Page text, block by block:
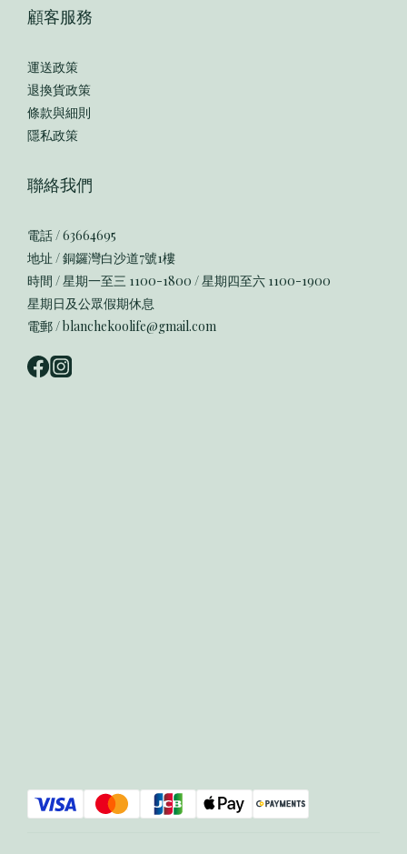
顧客服務
運送政策
退換貨政策
條款與細則
隱私政策
聯絡我們
電話 / 63664695
地址 / 銅鑼灣白沙道7號1樓
時間 / 星期一至三 1100-1800 / 星期四至六 1100-1900
星期日及公眾假期休息
電郵 / blanchekoolife@gmail.com